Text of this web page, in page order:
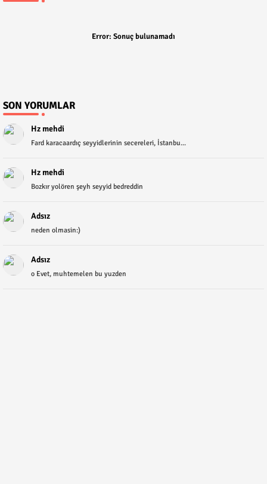
Error: Sonuç bulunamadı
SON YORUMLAR
Hz mehdi
Fard karacaardıç seyyidlerinin secereleri, İstanbu...
Hz mehdi
Bozkır yolören şeyh seyyid bedreddin
Adsız
neden olmasin:)
Adsız
o Evet, muhtemelen bu yuzden